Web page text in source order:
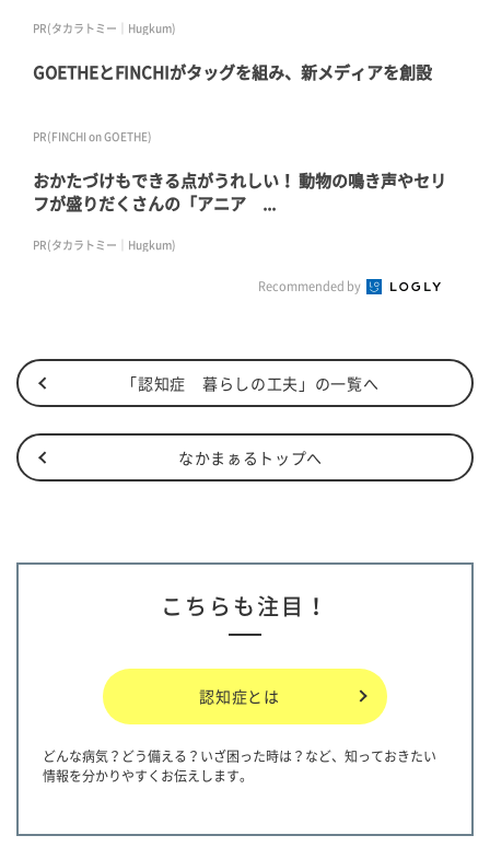
PR(タカラトミー｜Hugkum)
GOETHEとFINCHIがタッグを組み、新メディアを創設
PR(FINCHI on GOETHE)
おかたづけもできる点がうれしい！ 動物の鳴き声やセリ
フが盛りだくさんの「アニア ...
PR(タカラトミー｜Hugkum)
Recommended by
「認知症 暮らしの工夫」の一覧へ
なかまぁるトップへ
こちらも注目！
認知症とは
どんな病気？どう備える？いざ困った時は？など、知っておきたい
情報を分かりやすくお伝えします。